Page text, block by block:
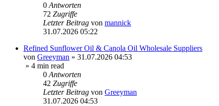
0 Antworten
72 Zugriffe
Letzter Beitrag von mannick
31.07.2026 05:22
Refined Sunflower Oil & Canola Oil Wholesale Suppliers
von Greeyman » 31.07.2026 04:53
» 4 min read
0 Antworten
42 Zugriffe
Letzter Beitrag von Greeyman
31.07.2026 04:53